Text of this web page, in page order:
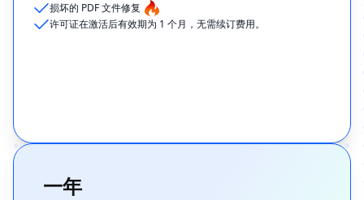
损坏的 PDF 文件修复
许可证在激活后有效期为 1 个月，无需续订费用。
一年